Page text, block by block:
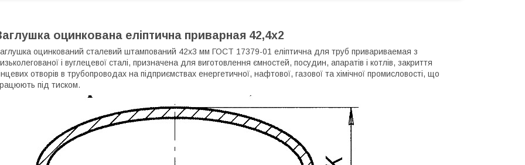
оцинкована еліптична приварная 42,4х2
оцинкований сталевий штампований 42x3 мм ГОСТ 17379-01 еліптична для труб привариваемая з
і вуглецевої сталі, призначена для виготовлення ємностей, посудин, апаратів і котлів, закриття
отворів в трубопроводах на підприємствах енергетичної, нафтової, газової та хімічної промисловості, що
під тиском.